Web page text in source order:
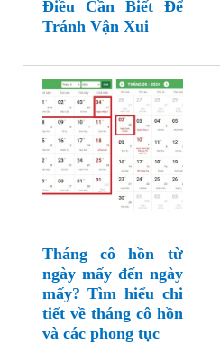
Điều Cần Biết Để
Tránh Vận Xui
Tháng cô hồn từ
ngày mấy đến ngày
mấy? Tìm hiểu chi
tiết về tháng cô hồn
và các phong tục